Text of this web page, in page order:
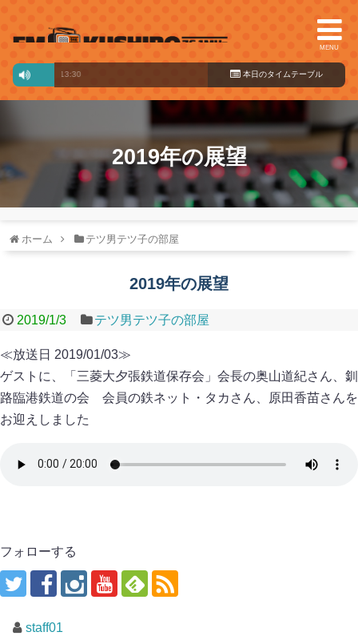
MENU
07:30～13:30 本日のタイ ムテーブル
2019年の展望
ホーム テツ男テツ子の部屋
2019年の展望
2019/1/3 テツ男テツ子の部屋
≪放送日 2019/01/03≫
ゲストに、「三菱大夕張鉄道保存会」会長の奥山道紀さん、釧
路臨港鉄道の会 会員の鉄ネット・タカさん、原田香苗さんを
お迎えしました
フォローする
staff01